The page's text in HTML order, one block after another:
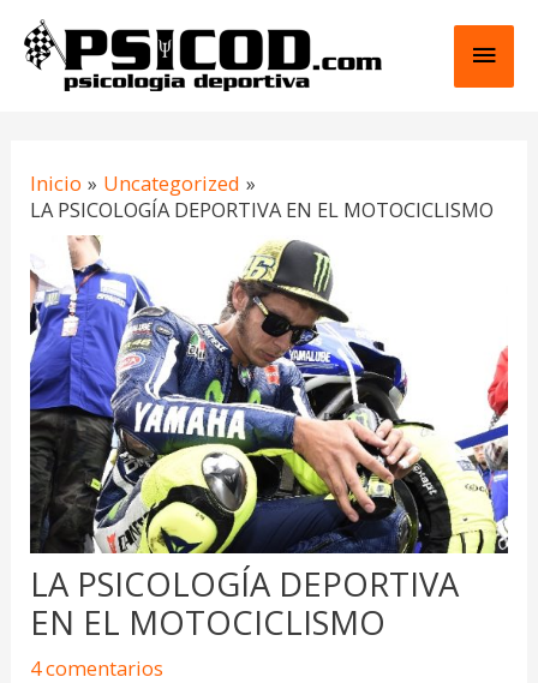
contenido
Inicio
Uncategorized
LA PSICOLOGÍA DEPORTIVA EN EL MOTOCICLISMO
LA PSICOLOGÍA DEPORTIVA
EN EL MOTOCICLISMO
4 comentarios
de
entradas